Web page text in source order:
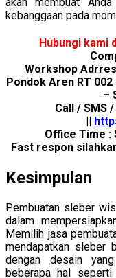
kebanggaan pada
Hubungi kami
Workshop
Pondok Aren RT
–
Call / SMS
||
Office Time :
Fast respon
Kesimpulan
Pembuatan sleber
dalam
Memilih jasa
mendapatkan sleber
dengan desain
beberapa hal